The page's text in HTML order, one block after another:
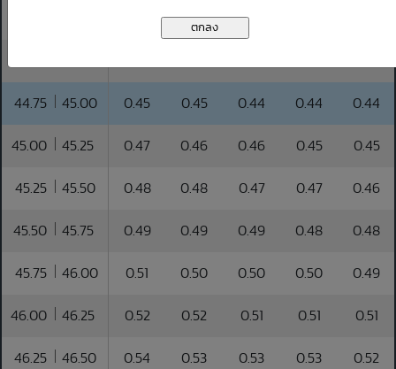
0.42 0.42
44.75 45.00 0.45 0.45 0.44 0.44 0.44
45.00 45.25 0.47 0.46 0.46 0.45 0.45
45.25 45.50 0.48 0.48 0.47 0.47 0.46
45.50 45.75 0.49 0.49 0.49 0.48 0.48
45.75 46.00 0.51 0.50 0.50 0.50 0.49
46.00 46.25 0.52 0.52 0.51 0.51 0.51
46.25 46.50 0.54 0.53 0.53 0.53 0.52